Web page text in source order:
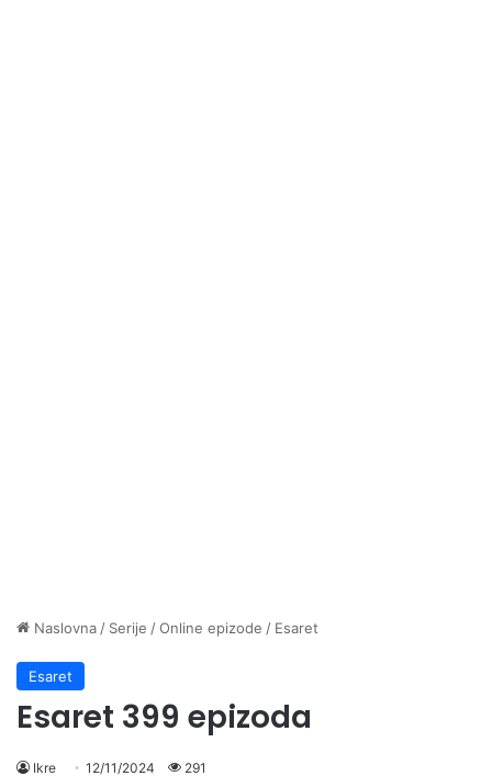
Naslovna / Serije /Online epizode / Esaret
Esaret
Esaret 399 epizoda
Ikre 12/11/2024 291